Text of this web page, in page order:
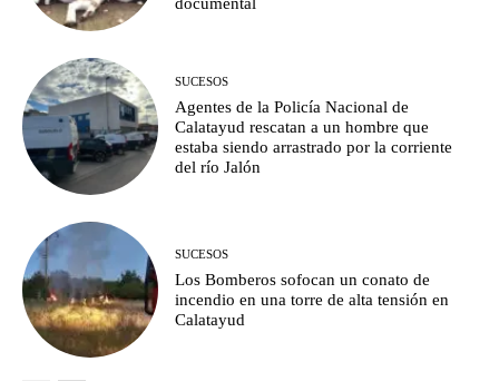
documental
SUCESOS
Agentes de la Policía Nacional de
Calatayud rescatan a un hombre que
estaba siendo arrastrado por la corriente
del río Jalón
SUCESOS
Los Bomberos sofocan un conato de
incendio en una torre de alta tensión en
Calatayud